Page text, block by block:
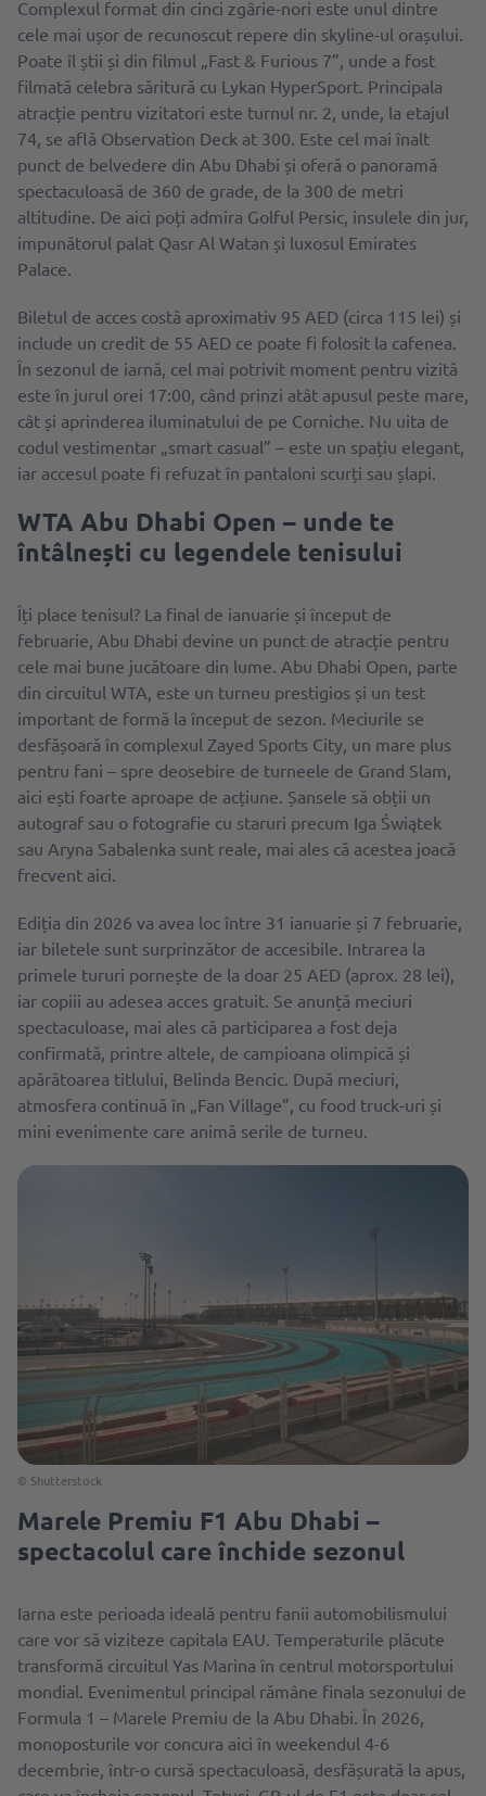
Complexul format din cinci zgârie-nori este unul dintre
cele mai ușor de recunoscut repere din skyline-ul orașului.
Poate îl știi și din filmul „Fast & Furious 7”, unde a fost
filmată celebra săritură cu Lykan HyperSport. Principala
atracție pentru vizitatori este turnul nr. 2, unde, la etajul
74, se află Observation Deck at 300. Este cel mai înalt
punct de belvedere din Abu Dhabi și oferă o panoramă
spectaculoasă de 360 de grade, de la 300 de metri
altitudine. De aici poți admira Golful Persic, insulele din jur,
impunătorul palat Qasr Al Watan și luxosul Emirates
Palace.
Biletul de acces costă aproximativ 95 AED (circa 115 lei) și
include un credit de 55 AED ce poate fi folosit la cafenea.
În sezonul de iarnă, cel mai potrivit moment pentru vizită
este în jurul orei 17:00, când prinzi atât apusul peste mare,
cât și aprinderea iluminatului de pe Corniche. Nu uita de
codul vestimentar „smart casual” – este un spațiu elegant,
iar accesul poate fi refuzat în pantaloni scurți sau șlapi.
WTA Abu Dhabi Open – unde te
întâlnești cu legendele tenisului
Îți place tenisul? La final de ianuarie și început de
februarie, Abu Dhabi devine un punct de atracție pentru
cele mai bune jucătoare din lume. Abu Dhabi Open, parte
din circuitul WTA, este un turneu prestigios și un test
important de formă la început de sezon. Meciurile se
desfășoară în complexul Zayed Sports City, un mare plus
pentru fani – spre deosebire de turneele de Grand Slam,
aici ești foarte aproape de acțiune. Șansele să obții un
autograf sau o fotografie cu staruri precum Iga Świątek
sau Aryna Sabalenka sunt reale, mai ales că acestea joacă
frecvent aici.
Ediția din 2026 va avea loc între 31 ianuarie și 7 februarie,
iar biletele sunt surprinzător de accesibile. Intrarea la
primele tururi pornește de la doar 25 AED (aprox. 28 lei),
iar copiii au adesea acces gratuit. Se anunță meciuri
spectaculoase, mai ales că participarea a fost deja
confirmată, printre altele, de campioana olimpică și
apărătoarea titlului, Belinda Bencic. După meciuri,
atmosfera continuă în „Fan Village”, cu food truck-uri și
mini evenimente care animă serile de turneu.
© Shutterstock
Marele Premiu F1 Abu Dhabi –
spectacolul care închide sezonul
Iarna este perioada ideală pentru fanii automobilismului
care vor să viziteze capitala EAU. Temperaturile plăcute
transformă circuitul Yas Marina în centrul motorsportului
mondial. Evenimentul principal rămâne finala sezonului de
Formula 1 – Marele Premiu de la Abu Dhabi. În 2026,
monoposturile vor concura aici în weekendul 4-6
decembrie, într-o cursă spectaculoasă, desfășurată la apus,